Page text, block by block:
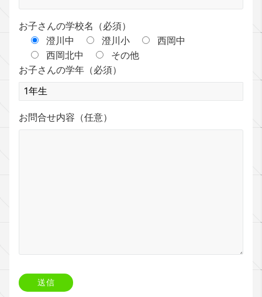
お子さんの学校名（必須）
澄川中
澄川小
西岡中
西岡北中
その他
お子さんの学年（必須）
お問合せ内容（任意）